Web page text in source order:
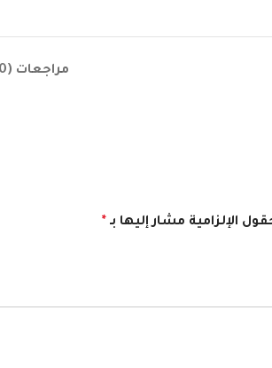
مراجعات (0)
الإلزامية مشار إليها بـ *